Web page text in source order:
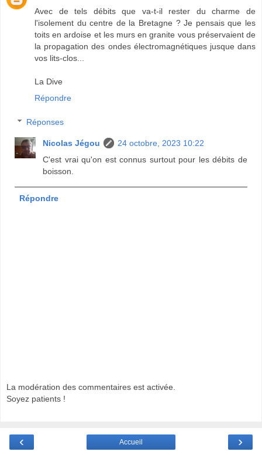
Avec de tels débits que va-t-il rester du charme de
l'isolement du centre de la Bretagne ? Je pensais que les
toits en ardoise et les murs en granite vous préservaient de
la propagation des ondes électromagnétiques jusque dans
vos lits-clos...
La Dive
Répondre
Réponses
Nicolas Jégou
24 octobre, 2023 10:22
C'est vrai qu'on est connus surtout pour les débits de
boisson.
Répondre
La modération des commentaires est activée.
Soyez patients !
‹ ›
Accueil